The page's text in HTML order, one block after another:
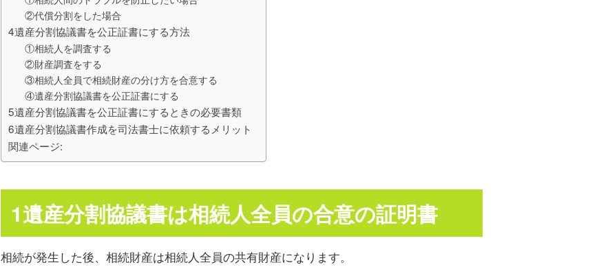
②代償分割をした場合
4遺産分割協議書を公正証書にする方法
①相続人を調査する
②財産調査をする
③相続人全員で相続財産の分け方を合意する
④遺産分割協議書を公正証書にする
5遺産分割協議書を公正証書にするときの必要書類
6遺産分割協議書作成を司法書士に依頼するメリット
関連ページ:
1遺産分割協議書は相続人全員の合意の証明書
相続が発生した後、相続財産は相続人全員の共有財産になります。